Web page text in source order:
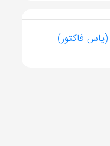
(یاس فاکتور)